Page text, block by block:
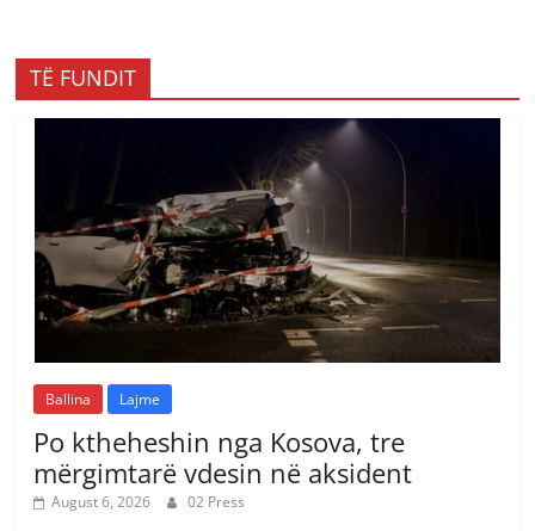
TË FUNDIT
Ballina Lajme
Po ktheheshin nga Kosova, tre
mërgimtarë vdesin në aksident
August 6, 2026 02 Press